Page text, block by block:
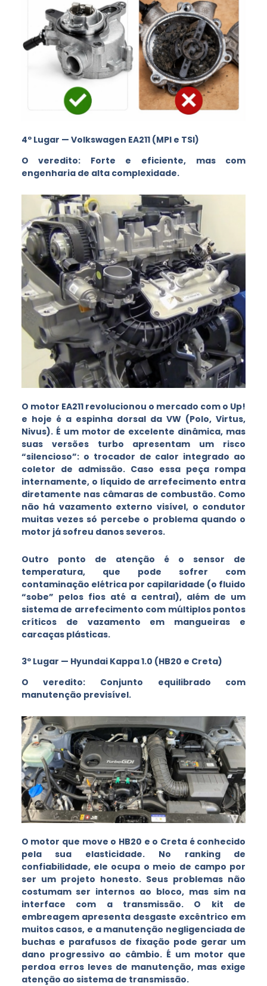
4º Lugar — Volkswagen EA211 (MPI e TSI)
O veredito: Forte e eficiente, mas com
engenharia de alta complexidade.
O motor EA211 revolucionou o mercado com o Up!
e hoje é a espinha dorsal da VW (Polo, Virtus,
Nivus). É um motor de excelente dinâmica, mas
suas versões turbo apresentam um risco
“silencioso”: o trocador de calor integrado ao
coletor de admissão. Caso essa peça rompa
internamente, o líquido de arrefecimento entra
diretamente nas câmaras de combustão. Como
não há vazamento externo visível, o condutor
muitas vezes só percebe o problema quando o
motor já sofreu danos severos.
Outro ponto de atenção é o sensor de
temperatura, que pode sofrer com
contaminação elétrica por capilaridade (o fluido
“sobe” pelos fios até a central), além de um
sistema de arrefecimento com múltiplos pontos
críticos de vazamento em mangueiras e
carcaças plásticas.
3º Lugar — Hyundai Kappa 1.0 (HB20 e Creta)
O veredito: Conjunto equilibrado com
manutenção previsível.
O motor que move o HB20 e o Creta é conhecido
pela sua elasticidade. No ranking de
confiabilidade, ele ocupa o meio de campo por
ser um projeto honesto. Seus problemas não
costumam ser internos ao bloco, mas sim na
interface com a transmissão. O kit de
embreagem apresenta desgaste excêntrico em
muitos casos, e a manutenção negligenciada de
buchas e parafusos de fixação pode gerar um
dano progressivo ao câmbio. É um motor que
perdoa erros leves de manutenção, mas exige
atenção ao sistema de transmissão.